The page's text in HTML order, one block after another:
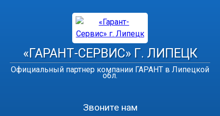
«ГАРАНТ-СЕРВИС» Г. ЛИПЕЦК
Официальный партнер компании ГАРАНТ в Липецкой
обл.
Звоните нам